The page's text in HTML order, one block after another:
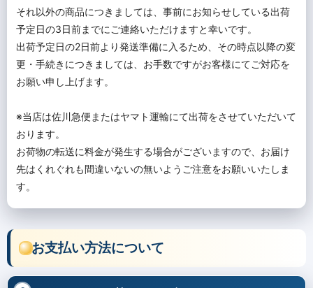
それ以外の商品につきましては、事前にお知らせしている出荷
予定日の3日前までにご連絡いただけますと幸いです。
出荷予定日の2日前より発送準備に入るため、その時点以降の変
更・手続きにつきましては、お手数ですがお客様にてご対応を
お願い申し上げます。
※当店は佐川急便またはヤマト運輸にて出荷をさせていただいて
おります。
お荷物の転送に料金が発生する場合がございますので、お届け
先はくれぐれも間違いないの無いようご注意をお願いいたしま
す。
お支払い方法について